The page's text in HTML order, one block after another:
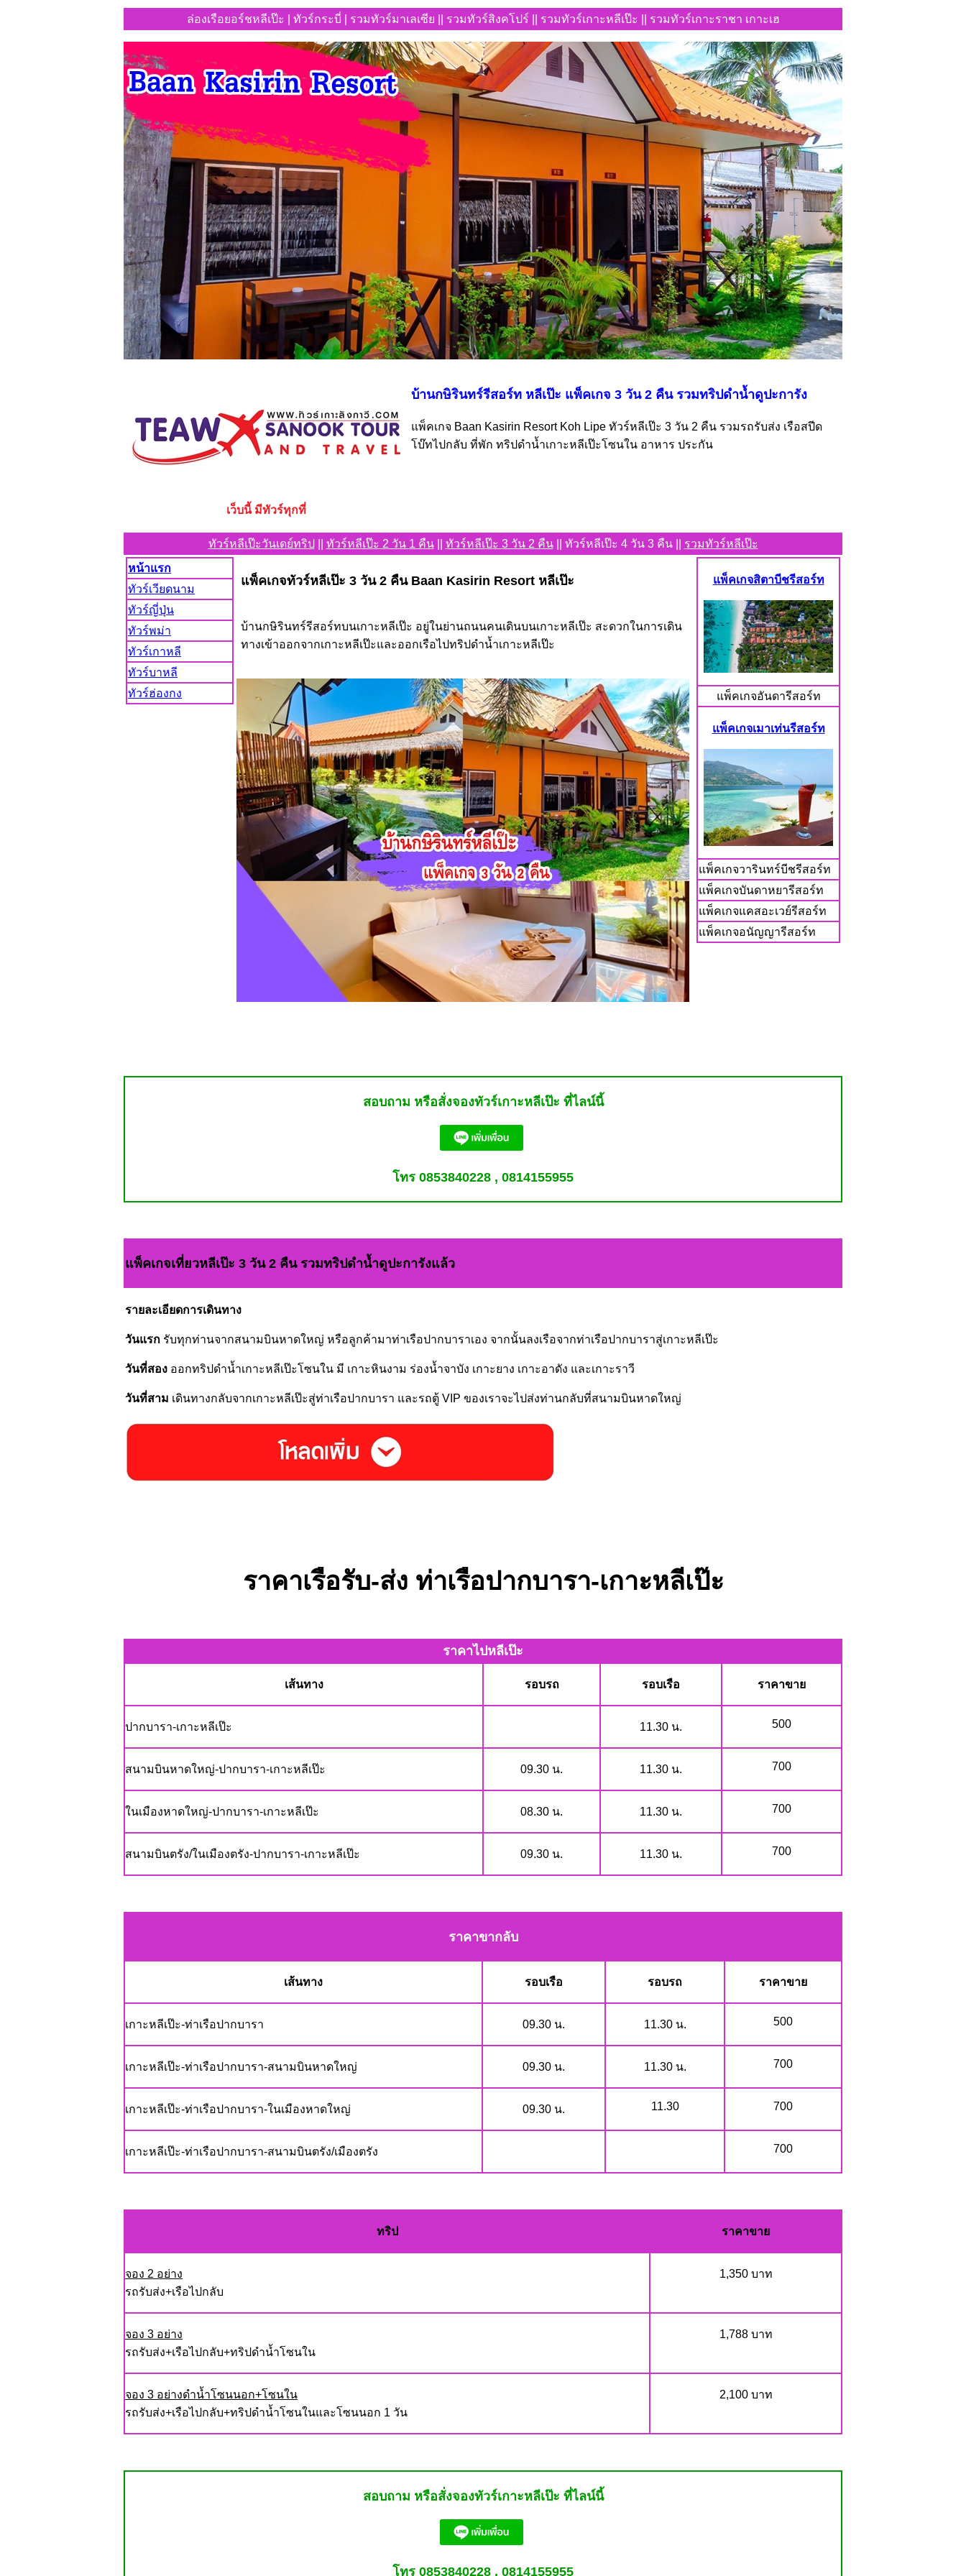
ล่องเรือยอร์ชหลีเป๊ะ | ทัวร์กระบี่ | รวมทัวร์มาเลเซีย || รวมทัวร์สิงคโปร์ || รวมทัวร์เกาะหลีเป๊ะ || รวมทัวร์เกาะราชา เกาะเฮ
เว็บนี้ มีทัวร์ทุกที่
บ้านกษิรินทร์รีสอร์ท หลีเป๊ะ แพ็คเกจ 3 วัน 2 คืน รวมทริปดำน้ำดูปะการัง
แพ็คเกจ Baan Kasirin Resort Koh Lipe ทัวร์หลีเป๊ะ 3 วัน 2 คืน รวมรถรับส่ง เรือสปีด
โบ๊ทไปกลับ ที่พัก ทริปดำน้ำเกาะหลีเป๊ะโซนใน อาหาร ประกัน
ทัวร์หลีเป๊ะวันเดย์ทริป ทัวร์หลีเป๊ะ 2 วัน 1 คืน|| ทัวร์หลีเป๊ะ 3 วัน 2 คืน|| ทัวร์หลีเป๊ะ 4 วัน 3 คืน || รวมทัวร์หลีเป๊ะ
หน้าแรก
ทัวร์เวียดนาม
ทัวร์ญี่ปุ่น
ทัวร์พม่า
ทัวร์เกาหลี
ทัวร์บาหลี
ทัวร์ฮ่องกง
แพ็คเกจทัวร์หลีเป๊ะ 3 วัน 2 คืน Baan Kasirin Resort หลีเป๊ะ
บ้านกษิรินทร์รีสอร์ทบนเกาะหลีเป๊ะ อยู่ในย่านถนนคนเดินบนเกาะหลีเป๊ะ สะดวกในการเดิน
ทางเข้าออกจากเกาะหลีเป๊ะและออกเรือไปทริปดำน้ำเกาะหลีเป๊ะ
แพ็คเกจสิตาบีชรีสอร์ท
แพ็คเกจอันดารีสอร์ท
แพ็คเกจเมาเท่นรีสอร์ท
แพ็คเกจวารินทร์บีชรีสอร์ท
แพ็คเกจบันดาหยารีสอร์ท
แพ็คเกจแคสอะเวย์รีสอร์ท
แพ็คเกจอนัญญารีสอร์ท
สอบถาม หรือสั่งจองทัวร์เกาะหลีเป๊ะ ที่ไลน์นี้
โทร 0853840228 , 0814155955
แพ็คเกจเที่ยวหลีเป๊ะ 3 วัน 2 คืน รวมทริปดำน้ำดูปะการังแล้ว
รายละเอียดการเดินทาง
วันแรก รับทุกท่านจากสนามบินหาดใหญ่ หรือลูกค้ามาท่าเรือปากบาราเอง จากนั้นลงเรือจากท่าเรือปากบาราสู่เกาะหลีเป๊ะ
วันที่สอง ออกทริปดำน้ำเกาะหลีเป๊ะโซนใน มี เกาะหินงาม ร่องน้ำจาบัง เกาะยาง เกาะอาดัง และเกาะราวี
วันที่สาม เดินทางกลับจากเกาะหลีเป๊ะสู่ท่าเรือปากบารา และรถตู้ VIP ของเราจะไปส่งท่านกลับที่สนามบินหาดใหญ่
ราคาเรือรับ-ส่ง ท่าเรือปากบารา-เกาะหลีเป๊ะ
ราคาไปหลีเป๊ะ
เส้นทาง รอบรถ รอบเรือ ราคาขาย
ปากบารา-เกาะหลีเป๊ะ 11.30 น. 500
สนามบินหาดใหญ่-ปากบารา-เกาะหลีเป๊ะ 09.30 น. 11.30 น. 700
ในเมืองหาดใหญ่-ปากบารา-เกาะหลีเป๊ะ 08.30 น. 11.30 น. 700
สนามบินตรัง/ในเมืองตรัง-ปากบารา-เกาะหลีเป๊ะ 09.30 น. 11.30 น. 700
ราคาขากลับ
เส้นทาง รอบเรือ รอบรถ ราคาขาย
เกาะหลีเป๊ะ-ท่าเรือปากบารา 09.30 น. 11.30 น. 500
เกาะหลีเป๊ะ-ท่าเรือปากบารา-สนามบินหาดใหญ่ 09.30 น. 11.30 น. 700
เกาะหลีเป๊ะ-ท่าเรือปากบารา-ในเมืองหาดใหญ่ 09.30 น. 11.30 700
เกาะหลีเป๊ะ-ท่าเรือปากบารา-สนามบินตรัง/เมืองตรัง 700
ทริป ราคาขาย
จอง 2 อย่าง
รถรับส่ง+เรือไปกลับ
1,350 บาท
จอง 3 อย่าง
รถรับส่ง+เรือไปกลับ+ทริปดำน้ำโซนใน
1,788 บาท
จอง 3 อย่างดำน้ำโซนนอก+โซนใน
รถรับส่ง+เรือไปกลับ+ทริปดำน้ำโซนในและโซนนอก 1 วัน
2,100 บาท
สอบถาม หรือสั่งจองทัวร์เกาะหลีเป๊ะ ที่ไลน์นี้
โทร 0853840228 , 0814155955